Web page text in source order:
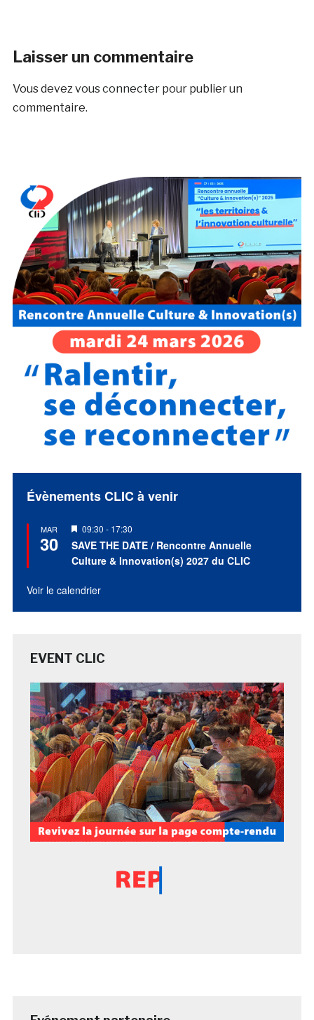
Laisser un commentaire
Vous devez vous connecterpour publier un
commentaire.
Évènements CLIC à venir
MAR
30
Mis
en
avant
09:30 - 17:30
SAVE THE DATE / Rencontre Annuelle
Culture & Innovation(s) 2027 du CLIC
Voir le calendrier
EVENT CLIC